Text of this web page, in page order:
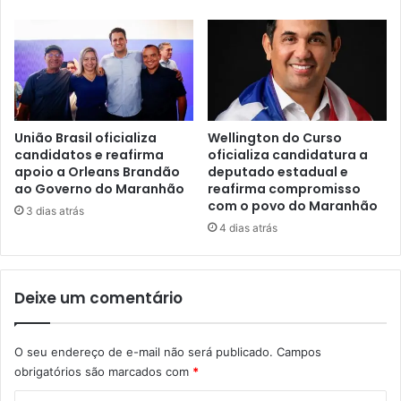
u
c
o
m
5
8
,
2
5
o
n
a
p
v
e
s
h
o
m
e
n
a
g
a
i
l
a
União Brasil oficializa
candidatos e reafirma
apoio a Orleans Brandão
ao Governo do Maranhão
3 dias atrás
Wellington do Curso
oficializa candidatura a
deputado estadual e
reafirma compromisso
com o povo do Maranhão
4 dias atrás
Deixe um comentário
O seu endereço de e-mail não será publicado. Campos
obrigatórios são marcados com *